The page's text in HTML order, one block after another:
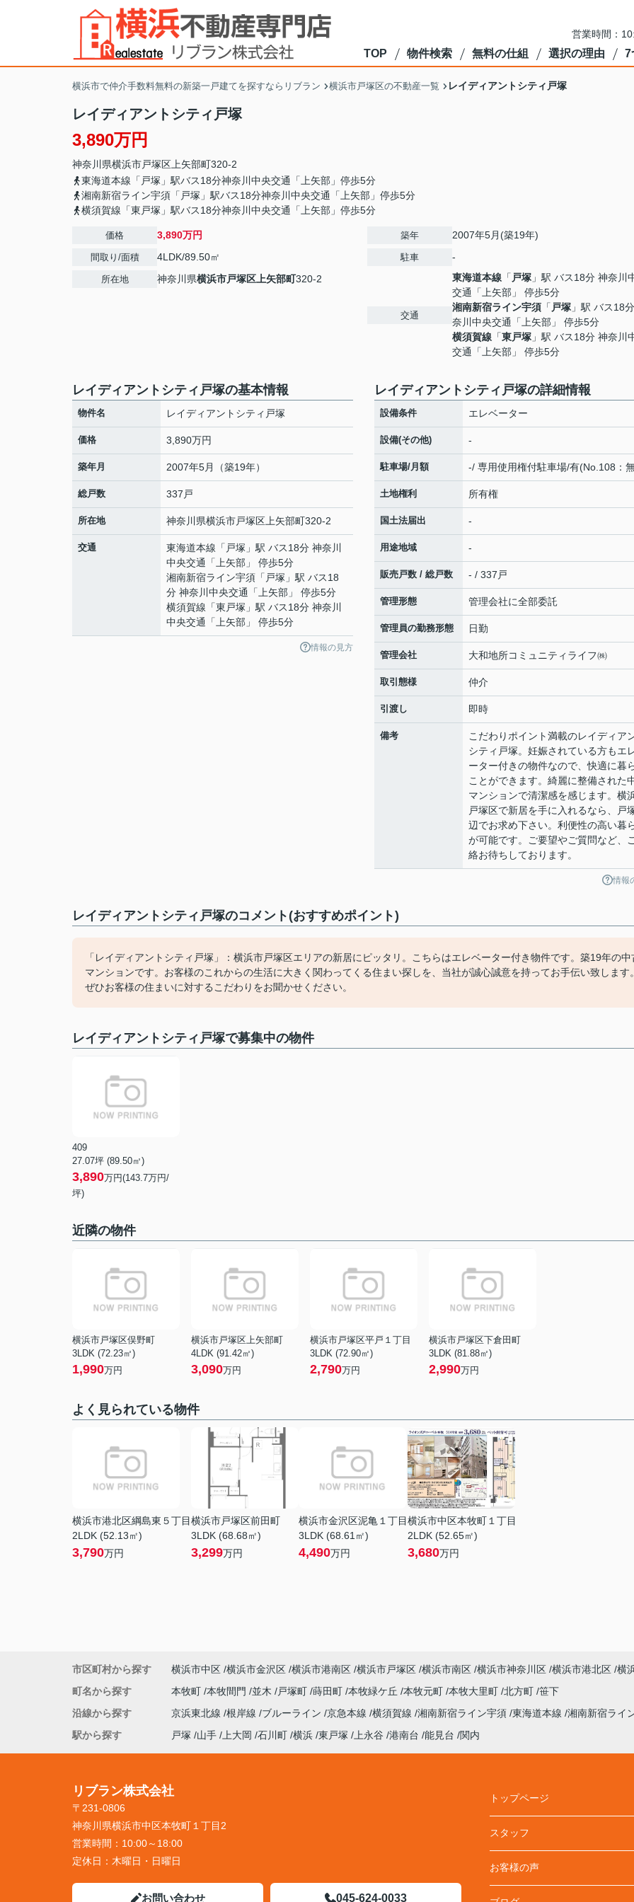
営業時間：
TOP 物件検索 無料の仕組 選択の理由 7
横浜市で仲介手数料無料の新築一戸建てを探すならリブラン 横浜市戸塚区の不動産一覧 レイディアントシティ戸塚
レイディアントシティ戸塚
3,890万円
神奈川県横浜市戸塚区 上矢部町320-2
東海道本線「戸塚」駅バス18分神奈川中央交通「上矢部」停歩5分
湘南新宿ライン宇須「戸塚」駅バス18分神奈川中央交通「上矢部」停歩5分
横須賀線「東戸塚」駅バス18分神奈川中央交通「上矢部」停歩5分
価格 3,890万円
間取り/面積 4LDK/89.50㎡
所在地 神奈川県横浜市戸塚区 上矢部町320-2
築年 2007年5月(築19年)
駐車 -
交通
東海道本線 「 戸塚 」駅 バス18分 神奈川
交通「上矢部」 停歩5分
湘南新宿ライン宇須 「 戸塚 」駅 バス18
奈川中央交通「上矢部」 停歩5分
横須賀線 「東戸塚 」駅 バス18分 神奈川
交通「上矢部」 停歩5分
レイディアントシティ戸塚の基本情報
物件名 レイディアントシティ戸塚
価格 3,890万円
築年月 2007年5月（築19年）
総戸数 337戸
所在地 神奈川県横浜市戸塚区 上矢部町320-2
交通 東海道本線 「 戸塚 」駅 バス18分 神奈川
中央交通「上矢部」 停歩5分
湘南新宿ライン宇須 「 戸塚 」駅 バス18
分 神奈川中央交通「上矢部」 停歩5分
横須賀線 「東戸塚 」駅 バス18分 神奈川
中央交通「上矢部」 停歩5分
情報の見方
レイディアントシティ戸塚の詳細情報
設備条件 エレベーター
設備(その他) -
駐車場/月額 -/ 専用使用権付駐車場/有(No.108：
土地権利 所有権
国土法届出 -
用途地域 -
販売戸数 / 総戸数 - / 337戸
管理形態 管理会社に全部委託
管理員の勤務形態 日勤
管理会社 大和地所コミュニティライフ㈱
取引態様 仲介
引渡し 即時
備考
こだわりポイント満載のレイディア
シティ戸塚。妊娠されている方もエ
ーター付きの物件なので、快適に暮
ことができます。綺麗に整備された
マンションで清潔感を感じます。横
戸塚区で新居を手に入れるなら、戸
辺でお求め下さい。利便性の高い暮
が可能です。ご要望やご質問など、
絡お待ちしております。
情報
レイディアントシティ戸塚のコメント(おすすめポイント)
「レイディアントシティ戸塚」：横浜市戸塚区エリアの新居にピッタリ。こちらはエレベーター付き物件です。築19年の中
マンションです。お客様のこれからの生活に大きく関わってくる住まい探しを、当社が誠心誠意を持ってお手伝い致します
ぜひお客様の住まいに対するこだわりをお聞かせください。
レイディアントシティ戸塚で募集中の物件
409
27.07坪 (89.50㎡)
3,890万円(143.7万円/
坪)
近隣の物件
横浜市戸塚区俣野町
3LDK (72.23㎡)
1,990万円
横浜市戸塚区上矢部町
4LDK (91.42㎡)
3,090万円
横浜市戸塚区平戸１丁目
3LDK (72.90㎡)
2,790万円
横浜市戸塚区下倉田町
3LDK (81.88㎡)
2,990万円
よく見られている物件
横浜市港北区綱島東５丁目
2LDK (52.13㎡)
3,790万円
横浜市戸塚区前田町
3LDK (68.68㎡)
3,299万円
横浜市金沢区泥亀１丁目
3LDK (68.61㎡)
4,490万円
横浜市中区本牧町１丁目
2LDK (52.65㎡)
3,680万円
市区町村から探す 横浜市中区 横浜市金沢区 横浜市港南区 横浜市戸塚区 横浜市南区 横浜市神奈川区 横浜市港北区 横
町名から探す
本牧町 本牧間門 並木 戸塚町 蒔田町 本牧緑ケ丘 本牧元町 本牧大里町 北方町 笹下
沿線から探す
京浜東北線 根岸線 ブルーライン 京急本線 横須賀線 湘南新宿ライン宇須 東海道本線 湘南新宿ライ
駅から探す
戸塚 山手 上大岡 石川町 横浜 東戸塚 上永谷 港南台 能見台 関内
リブラン株式会社
〒231-0806
神奈川県横浜市中区本牧町１丁目2
営業時間： 10:00～18:00
定休日： 木曜日・日曜日
お問い合わせ 045-624-0033
トップページ
スタッフ
お客様の声